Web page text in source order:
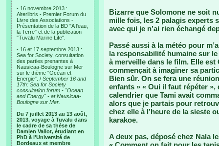
- 16 novembre 2013 :
Alterlibris - Premier Forum du
Livre des Associations -
Présentation de la BD "A l'eau,
la Terre" et de la publication
"Tuvalu Marine Life".
- 16 et 17 septembre 2013 :
Sea for Society, consultation
des parties prenantes à
Nausicaa-Boulogne sur Mer
sur le thème "Océan et
Energie". / September 16 and
17th: Sea for Society
consultation forum - "Ocean
and Energy" - at Nausicaa-
Boulogne sur Mer.
Du 7 juillet 2013 au 13 août,
2013, voyage à Tuvalu dans
le cadre de sa thèse de
Damien Vallot, étudiant en
PhD à l'Université de
Bordeaux et membre
Bizarre que Solomone ne soit
mille fois, les 2 palagis experts
avec qui je n’ai rien échangé
Passé aussi à la météo pour
la responsabilité humaine sur
à merveille dans le film. Elle
commençait à imaginer sa
Bien sûr. On se fera une
enfants » « Oui il faut répéter »,
calendrier que Tami avait
alors que je partais pour
chez elle à l’heure de la sieste
karakoe.
A deux pas, déposé chez Nala